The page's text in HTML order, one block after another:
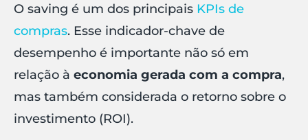
O saving é um dos principais KPIs de
compras. Esse indicador-chave de
desempenho é importante não só em
relação à economia gerada com a compra,
mas também considerada o retorno sobre o
investimento (ROI).